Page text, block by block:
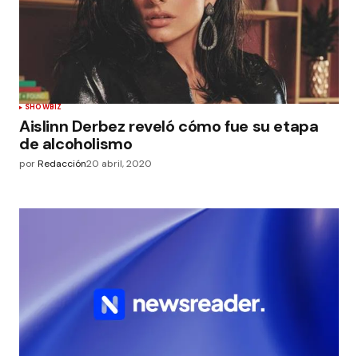
SHOWBIZ
Aislinn Derbez reveló cómo fue su etapa
de alcoholismo
porRedacción20 abril, 2020